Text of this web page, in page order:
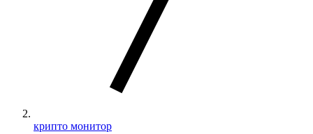
крипто монитор